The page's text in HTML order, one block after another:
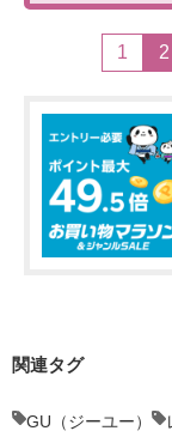
1 2
関連タグ
GU（ジーユー）